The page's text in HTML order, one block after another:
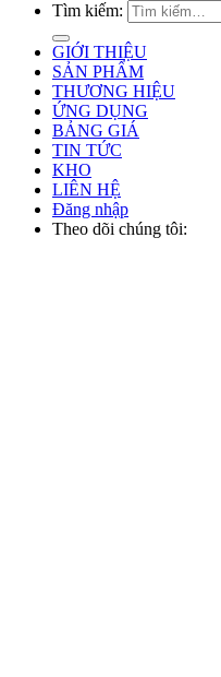
Tìm kiếm:
GIỚI THIỆU
SẢN PHẨM
THƯƠNG HIỆU
ỨNG DỤNG
BẢNG GIÁ
TIN TỨC
KHO
LIÊN HỆ
Đăng nhập
Theo dõi chúng tôi: